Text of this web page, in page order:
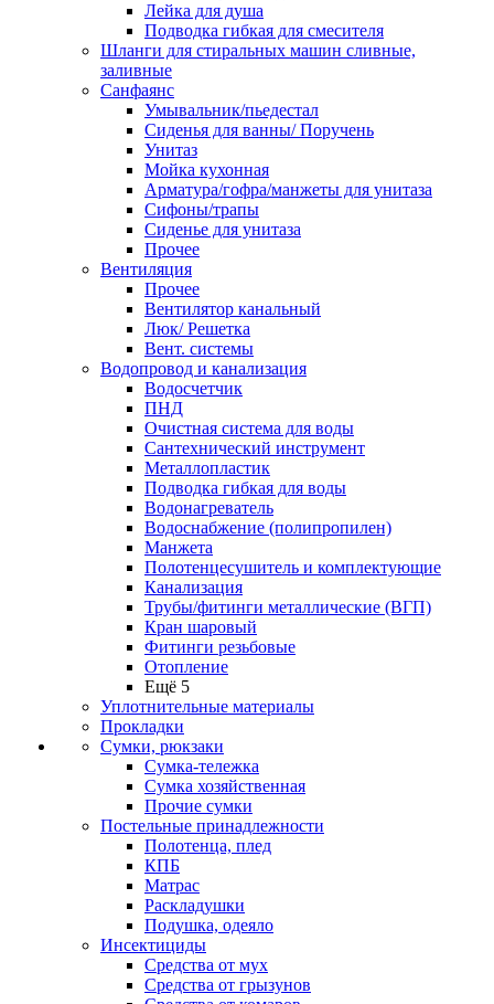
Лейка для душа
Подводка гибкая для смесителя
Шланги для стиральных машин сливные,
заливные
Санфаянс
Умывальник/пьедестал
Сиденья для ванны/ Поручень
Унитаз
Мойка кухонная
Арматура/гофра/манжеты для унитаза
Сифоны/трапы
Сиденье для унитаза
Прочее
Вентиляция
Прочее
Вентилятор канальный
Люк/ Решетка
Вент. системы
Водопровод и канализация
Водосчетчик
ПНД
Очистная система для воды
Сантехнический инструмент
Металлопластик
Подводка гибкая для воды
Водонагреватель
Водоснабжение (полипропилен)
Манжета
Полотенцесушитель и комплектующие
Канализация
Трубы/фитинги металлические (ВГП)
Кран шаровый
Фитинги резьбовые
Отопление
Ещё 5
Уплотнительные материалы
Прокладки
Сумки, рюкзаки
Сумка-тележка
Сумка хозяйственная
Прочие сумки
Постельные принадлежности
Полотенца, плед
КПБ
Матрас
Раскладушки
Подушка, одеяло
Инсектициды
Средства от мух
Средства от грызунов